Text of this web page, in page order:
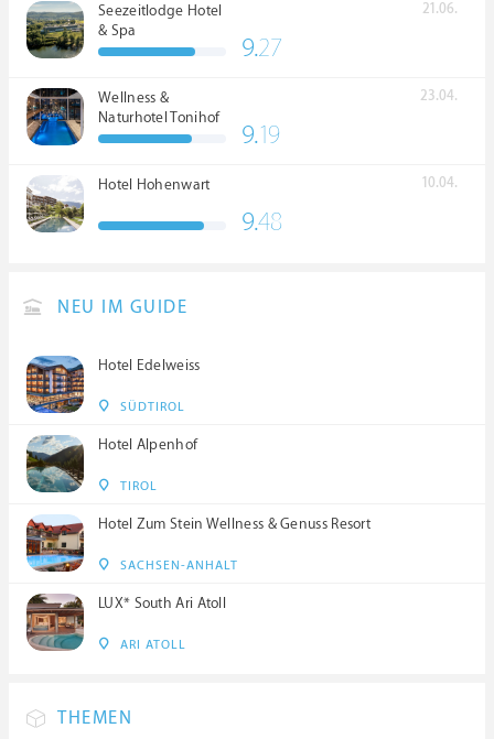
Seezeitlodge Hotel
& Spa
21.06.
9.27
Wellness &
Naturhotel Tonihof
****S
23.04.
9.19
Hotel Hohenwart 10.04.
9.48
NEU IM GUIDE
Hotel Edelweiss
SÜDTIROL
Hotel Alpenhof
TIROL
Hotel Zum Stein Wellness & Genuss Resort
SACHSEN-ANHALT
LUX* South Ari Atoll
ARI ATOLL
THEMEN